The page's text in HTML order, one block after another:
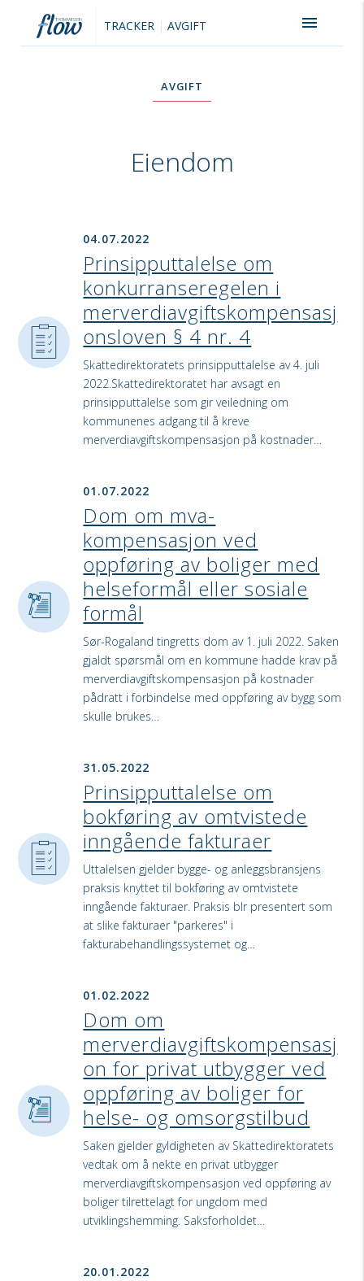
TRACKER | AVGIFT menu
AVGIFT
Eiendom
04.07.2022
Prinsipputtalelse om
konkurranseregelen i
merverdiavgiftskompensasj
onsloven § 4 nr. 4
Skattedirektoratets prinsipputtalelse av 4. juli
2022.Skattedirektoratet har avsagt en
prinsipputtalelse som gir veiledning om
kommunenes adgang til å kreve
merverdiavgiftskompensasjon på kostnader…
01.07.2022
Dom om mva-
kompensasjon ved
oppføring av boliger med
helseformål eller sosiale
formål
Sør-Rogaland tingretts dom av 1. juli 2022. Saken
gjaldt spørsmål om en kommune hadde krav på
merverdiavgiftskompensasjon på kostnader
pådratt i forbindelse med oppføring av bygg som
skulle brukes…
31.05.2022
Prinsipputtalelse om
bokføring av omtvistede
inngående fakturaer
Uttalelsen gjelder bygge- og anleggsbransjens
praksis knyttet til bokføring av omtvistete
inngående fakturaer. Praksis blr presentert som
at slike fakturaer "parkeres" i
fakturabehandlingssystemet og…
01.02.2022
Dom om
merverdiavgiftskompensasj
on for privat utbygger ved
oppføring av boliger for
helse- og omsorgstilbud
Saken gjelder gyldigheten av Skattedirektoratets
vedtak om å nekte en privat utbygger
merverdiavgiftskompensasjon ved oppføring av
boliger tilrettelagt for ungdom med
utviklingshemming. Saksforholdet…
20.01.2022